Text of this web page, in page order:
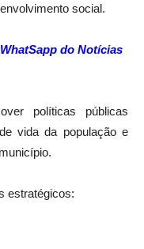
social.
do Notícias
políticas públicas
vida da população e
estratégicos: